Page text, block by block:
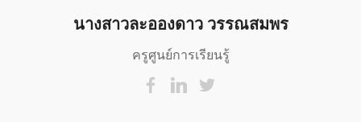
นางสาวละอองดาว วรรณสมพร
ครูศูนย์การเรียนรู้